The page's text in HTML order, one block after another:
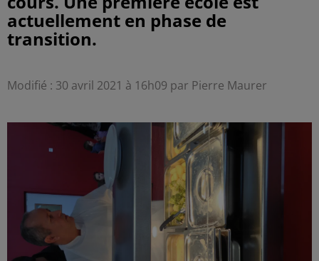
actuellement en phase de
transition.
Modifié : 30 avril 2021 à 16h09 par Pierre Maurer